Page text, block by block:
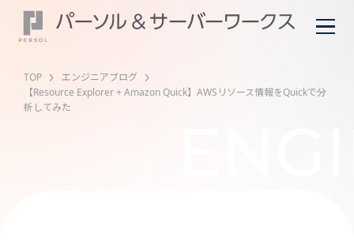
TOP
エンジニアブログ
【Resource Explorer + Amazon Quick】AWSリソース情報をQuickで分
析してみた